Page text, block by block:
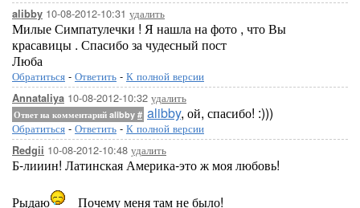
alibby 10-08-2012-10:31 удалить
Милые Симпатулечки ! Я нашла на фото , что Вы
красавицы . Спасибо за чудесный пост
Люба
Обратиться - Ответить - К полной версии
Annataliya 10-08-2012-10:32 удалить
Ответ на комментарий alibby # alibby, ой, спасибо! :)))
Обратиться - Ответить - К полной версии
Redgii 10-08-2012-10:48 удалить
Б-лииин! Латинская Америка-это ж моя любовь!
Рыдаю
Почему меня там не было!